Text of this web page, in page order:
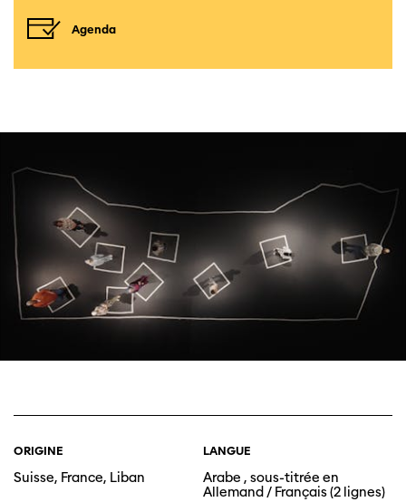
Agenda
ORIGINE
Suisse, France, Liban
LANGUE
Arabe , sous-titrée en
Allemand / Français (2 lignes)